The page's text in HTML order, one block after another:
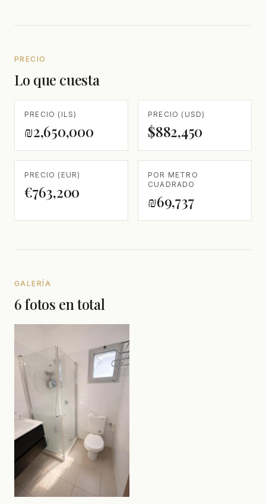
PRECIO
Lo que cuesta
PRECIO (ILS)
₪2,650,000
PRECIO (USD)
$882,450
PRECIO (EUR)
€763,200
POR METRO
CUADRADO
₪69,737
GALERÍA
6 fotos en total